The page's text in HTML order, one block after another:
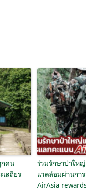
กคน
เสถียร
ร่วมรักษาป่าใหญ่
แวดล้อมผ่านกา
AirAsia rewards